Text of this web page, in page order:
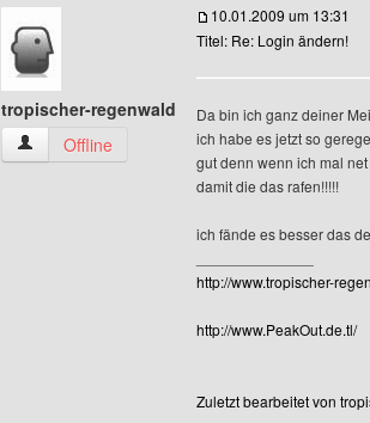
tropischer-regenwald
tropischer-regenwald Benutzer-Profile
Offline
10.01.2009 um 13:31
Titel: Re: Login ändern!
Da bin ich ganz deiner
ich habe es jetzt so
gut denn wenn ich mal
damit die das rafen!!!!!
ich fände es besser das
http://www.tropischer-
http://www.PeakOut.de.tl/
Zuletzt bearbeitet von